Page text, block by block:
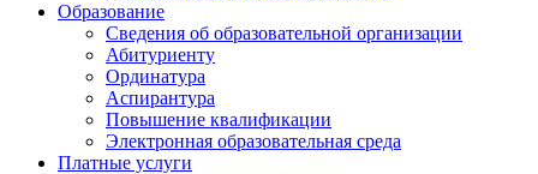
Образование
Сведения об образовательной организации
Абитуриенту
Ординатура
Аспирантура
Повышение квалификации
Электронная образовательная среда
Платные услуги